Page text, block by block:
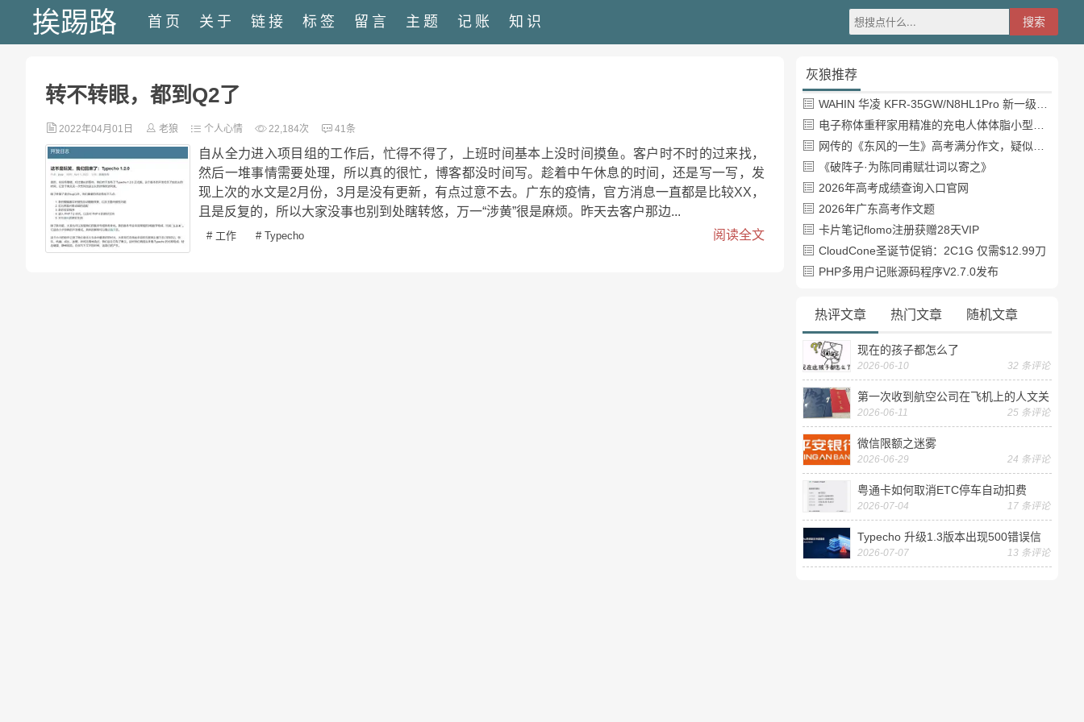
挨踢路 首页 关于 链接 标签 留言 主题 记账 知识
转不转眼，都到Q2了
2022年04月01日 老狼 个人心情 22,184次 41条
自从全力进入项目组的工作后，忙得不得了，上班时间基本上没时间摸鱼。客户时不时的过来找，
然后一堆事情需要处理，所以真的很忙，博客都没时间写。趁着中午休息的时间，还是写一写，发
现上次的水文是2月份，3月是没有更新，有点过意不去。广东的疫情，官方消息一直都是比较XX，
且是反复的，所以大家没事也别到处瞎转悠，万一“涉黄”很是麻烦。昨天去客户那边...
阅读全文
# 工作 # Typecho
灰狼推荐
WAHIN 华凌 KFR-35GW/N8HL1Pro 新一级能效 壁挂式空调 1.5匹
电子称体重秤家用精准的充电人体体脂小型称重支持HUAWEI HiLink
网传的《东风的一生》高考满分作文，疑似自媒体或其他渠道炒作
《破阵子·为陈同甫赋壮词以寄之》
2026年高考成绩查询入口官网
2026年广东高考作文题
卡片笔记flomo注册获赠28天VIP
CloudCone圣诞节促销：2C1G 仅需$12.99刀
PHP多用户记账源码程序V2.7.0发布
热评文章 热门文章 随机文章
现在的孩子都怎么了
2026-06-10 32 条评论
第一次收到航空公司在飞机上的人文关
怀——送生日贺卡
2026-06-11 25 条评论
微信限额之迷雾
2026-06-29 24 条评论
粤通卡如何取消ETC停车自动扣费
2026-07-04 17 条评论
Typecho 升级1.3版本出现500错误信
息
2026-07-07 13 条评论